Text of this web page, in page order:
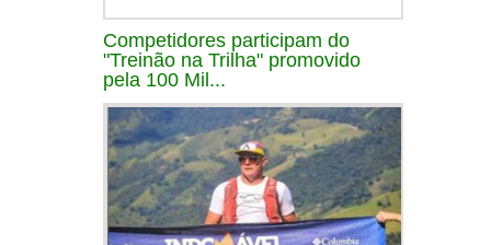
Competidores participam do
"Treinão na Trilha" promovido
pela 100 Mil...